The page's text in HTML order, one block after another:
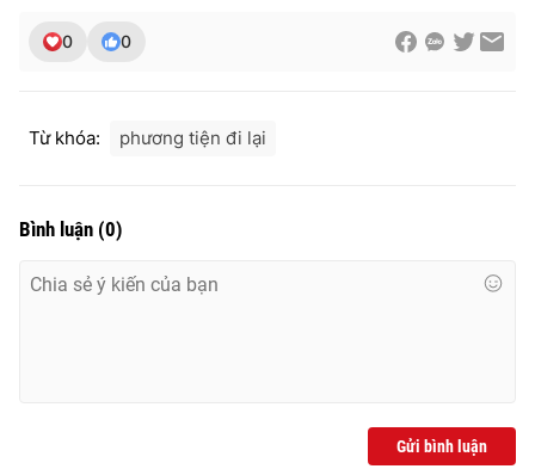
thuận bằng văn bản. Ghi rõ nguồn VTV.vn khi phát hành lại
thông tin từ website này.
0 0
Từ khóa: phương tiện đi lại
Bình luận (0)
Gửi bình luận